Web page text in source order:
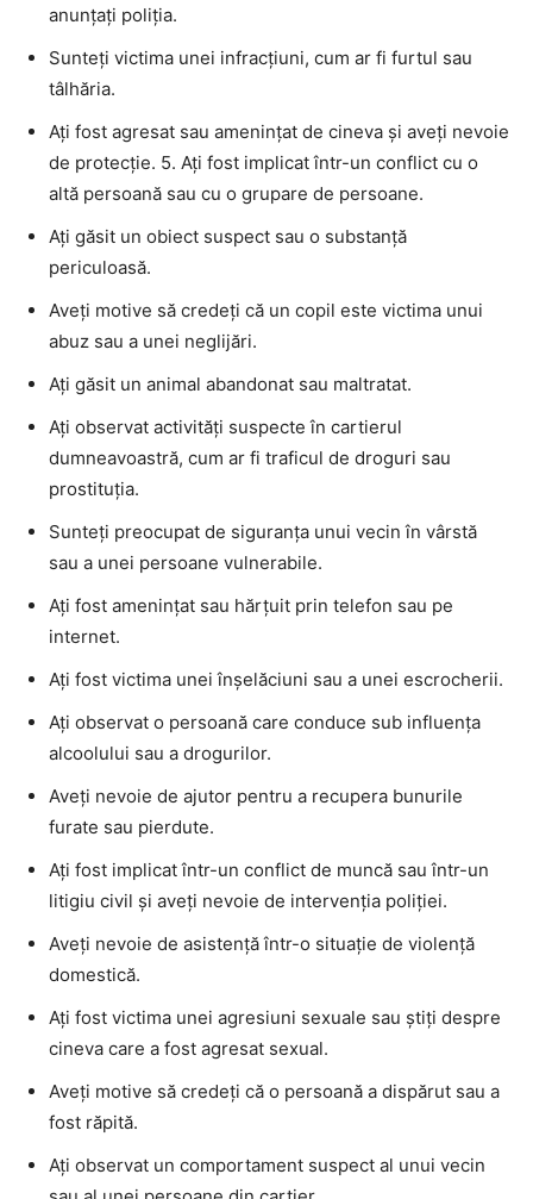
anunțați poliția.
Sunteți victima unei infracțiuni, cum ar fi furtul sau
tâlhăria.
Ați fost agresat sau amenințat de cineva și aveți nevoie
de protecție. 5. Ați fost implicat într-un conflict cu o
altă persoană sau cu o grupare de persoane.
Ați găsit un obiect suspect sau o substanță
periculoasă.
Aveți motive să credeți că un copil este victima unui
abuz sau a unei neglijări.
Ați găsit un animal abandonat sau maltratat.
Ați observat activități suspecte în cartierul
dumneavoastră, cum ar fi traficul de droguri sau
prostituția.
Sunteți preocupat de siguranța unui vecin în vârstă
sau a unei persoane vulnerabile.
Ați fost amenințat sau hărțuit prin telefon sau pe
internet.
Ați fost victima unei înșelăciuni sau a unei escrocherii.
Ați observat o persoană care conduce sub influența
alcoolului sau a drogurilor.
Aveți nevoie de ajutor pentru a recupera bunurile
furate sau pierdute.
Ați fost implicat într-un conflict de muncă sau într-un
litigiu civil și aveți nevoie de intervenția poliției.
Aveți nevoie de asistență într-o situație de violență
domestică.
Ați fost victima unei agresiuni sexuale sau știți despre
cineva care a fost agresat sexual.
Aveți motive să credeți că o persoană a dispărut sau a
fost răpită.
Ați observat un comportament suspect al unui vecin